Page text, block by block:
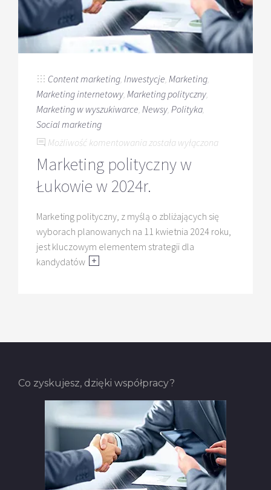
Content marketing Inwestycje Marketing
Marketing internetowy Marketing polityczny
Marketing w wyszukiwarce Newsy Polityka
Social marketing
Możliwość komentowania Marketing
w
2024r.
została wyłączona
Marketing polityczny w
Łukowie w 2024r.
Marketing polityczny, z myślą o zbliżających się
wyborach planowanych na 11 kwietnia 2024 roku,
jest kluczowym elementem strategii dla
kandydatów
Co zyskujesz, dzięki współpracy?